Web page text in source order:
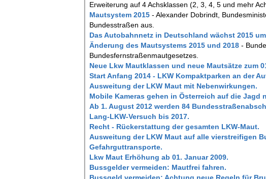
Erweiterung auf 4 Achsklassen (2, 3, 4, 5 und mehr
Mautsystem 2015 - Alexander Dobrindt,
Bundesstraßen aus.
Das Autobahnnetz in Deutschland wächst 2015
Änderung des Mautsystems 2015 und 2018 -
Bundesfernstraßenmautgesetzes.
Neue Lkw Mautklassen und neue Mautsätze zum
Start Anfang 2014 - LKW Kompaktparken an der
Ausweitung der LKW Maut mit Nebenwirkungen.
Mobile Kameras gehen in Österreich auf die Jagd
Ab 1. August 2012 werden 84
Lang-LKW-Versuch bis 2017.
Recht - Rückerstattung der gesamten LKW-Maut.
Ausweitung der LKW Maut auf alle vierstreifigen
Gefahrguttransporte.
Lkw Maut Erhöhung ab 01. Januar 2009.
Bussgelder vermeiden: Mautfrei fahren.